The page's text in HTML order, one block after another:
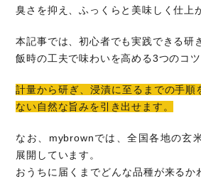
臭さを抑え、ふっくらと美味しく仕上
本記事では、初心者でも実践できる研
飯時の工夫で味わいを高める3つのコツ
計量から研ぎ、浸漬に至るまでの手順
ない自然な旨みを引き出せます。
なお、mybrownでは、全国各地の玄
展開しています。
おうちに届くまでどんな品種が来るか